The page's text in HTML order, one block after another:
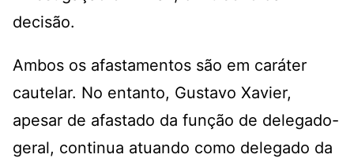
decisão.
Ambos os afastamentos são em caráter
cautelar. No entanto, Gustavo Xavier,
apesar de afastado da função de delegado-
geral, continua atuando como delegado da